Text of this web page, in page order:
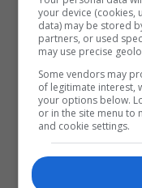
your device (cookies,
data) may be stored
partners, or used
may use precise
Some vendors may
of legitimate interest,
your options below.
or in the site menu to
and cookie settings.